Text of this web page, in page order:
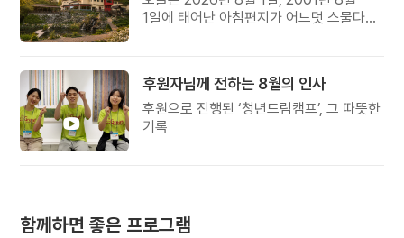
1일에 태어난 아침편지가 어느덧 스물다섯
후원자님께 전하는 8월의 인사
후원으로 진행된 ‘청년드림캠프’, 그 따뜻한
기록
함께하면 좋은 프로그램